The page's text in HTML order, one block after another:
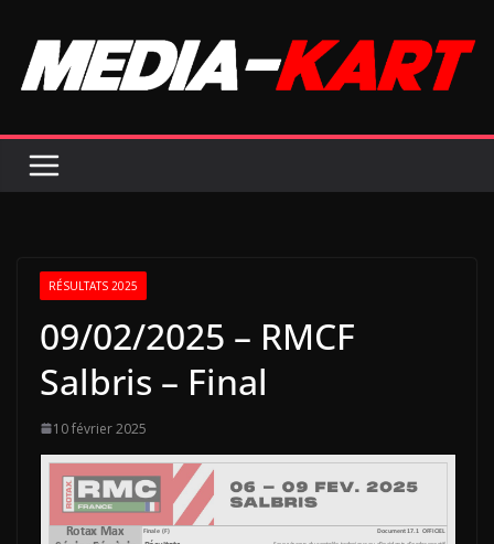
contenu
RÉSULTATS 2025
09/02/2025 – RMCF
Salbris – Final
10 février 2025